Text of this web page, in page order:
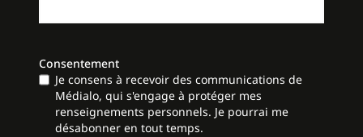
Consentement
Je consens à recevoir des communications de
Médialo, qui s'engage à protéger mes
renseignements personnels. Je pourrai me
désabonner en tout temps.